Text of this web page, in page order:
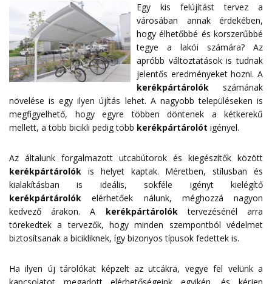
Egy kis felújítást tervez a
városában annak érdekében,
hogy élhetőbbé és korszerűbbé
tegye a lakói számára? Az
apróbb változtatások is tudnak
jelentős eredményeket hozni. A
kerékpártárolók számának
növelése is egy ilyen újítás lehet. A nagyobb településeken is
megfigyelhető, hogy egyre többen döntenek a kétkerekű
mellett, a több bicikli pedig több kerékpártárolót igényel.
Az általunk forgalmazott utcabútorok és kiegészítők között
kerékpártárolók is helyet kaptak. Méretben, stílusban és
kialakításban is ideális, sokféle igényt kielégítő
kerékpártárolók elérhetőek nálunk, méghozzá nagyon
kedvező árakon. A kerékpártárolóktervezésénél arra
törekedtek a tervezők, hogy minden szempontból védelmet
biztosítsanak a bicikliknek, így bizonyos típusok fedettek is.
Ha ilyen új tárolókat képzelt az utcákra, vegye fel velünk a
kapcsolatot megadottelérhetőségeink egyikén, és kérjen